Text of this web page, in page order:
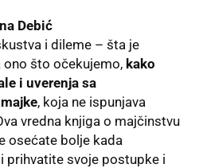
Debić
i dileme – šta je
što očekujemo, kako
i uverenja sa
, koja ne ispunjava
vredna knjiga o majčinstvu
osećate bolje kada
prihvatite svoje postupke i